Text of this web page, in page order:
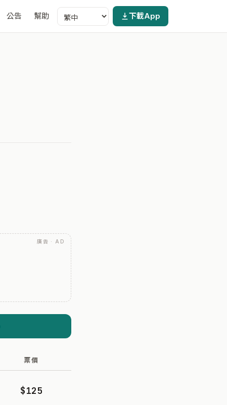
公告 幫助 下載App
廣告 · AD
票價
$125